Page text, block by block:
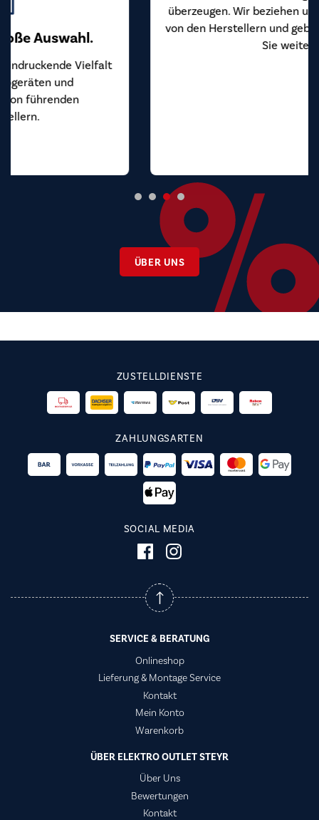
Top Preis-Leistungs-Verhältnis
Bei uns kaufen Sie Markengeräte zu Preisen, die
überzeugen. Wir beziehen unsere Geräte direkt
von den Herstellern und geben diesen Vorteil an
ÜBER UNS
ZUSTELLDIENSTE
ZAHLUNGSARTEN
SOCIAL MEDIA
SERVICE & BERATUNG
Onlineshop
Lieferung & Montage Service
Kontakt
Mein Konto
Warenkorb
ÜBER ELEKTRO OUTLET STEYR
Über Uns
Bewertungen
Kontakt